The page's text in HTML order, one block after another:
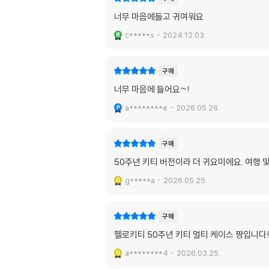
너무 마음에들고 귀여워요
c*****s 2024.12.03.
구매
너무 마음에 들어요~!
a********e 2026.05.26.
구매
50주년 키티 버전이라 더 귀요미에요. 여행
g*****a 2026.05.25.
구매
헬로키티 50주년 키티 멀티 케이스 짱입니다
a********4 2026.03.25.